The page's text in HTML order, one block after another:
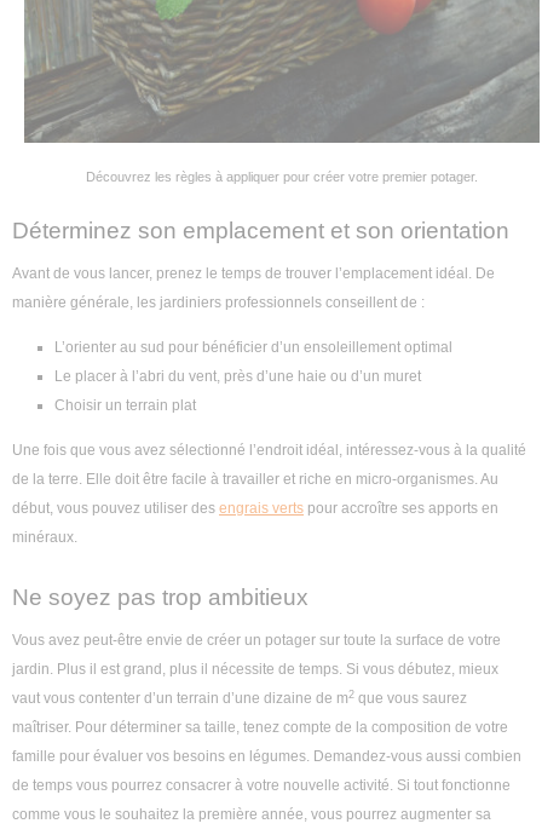
Découvrez les règles à appliquer pour créer votre premier potager.
Déterminez son emplacement et son orientation
Avant de vous lancer, prenez le temps de trouver l’emplacement idéal. De
manière générale, les jardiniers professionnels conseillent de :
L’orienter au sud pour bénéficier d’un ensoleillement optimal
Le placer à l’abri du vent, près d’une haie ou d’un muret
Choisir un terrain plat
Une fois que vous avez sélectionné l’endroit idéal, intéressez-vous à la qualité
de la terre. Elle doit être facile à travailler et riche en micro-organismes. Au
début, vous pouvez utiliser des engrais verts pour accroître ses apports en
minéraux.
Ne soyez pas trop ambitieux
Vous avez peut-être envie de créer un potager sur toute la surface de votre
jardin. Plus il est grand, plus il nécessite de temps. Si vous débutez, mieux
vaut vous contenter d’un terrain d’une dizaine de m 2 que vous saurez
maîtriser. Pour déterminer sa taille, tenez compte de la composition de votre
famille pour évaluer vos besoins en légumes. Demandez-vous aussi combien
de temps vous pourrez consacrer à votre nouvelle activité. Si tout fonctionne
comme vous le souhaitez la première année, vous pourrez augmenter sa